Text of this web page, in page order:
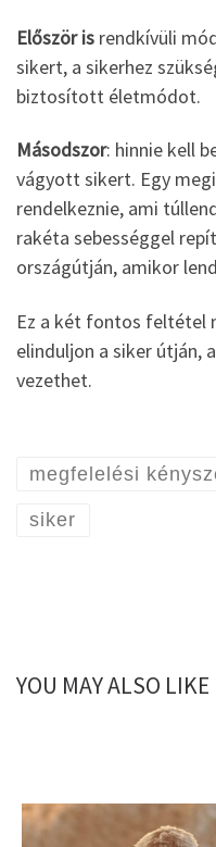
Először is rendkívüli
sikert, a sikerhez
biztosított életmódot.
Másodszor: hinnie kell
vágyott sikert. Egy
rendelkeznie, ami
rakéta sebességgel
országútján, amikor
Ez a két fontos feltétel
elinduljon a siker útján,
vezethet.
megfelelési
siker
YOU MAY ALSO LIKE